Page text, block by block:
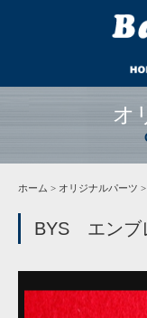
オ
ホーム > オリジナルパーツ
BYS エン